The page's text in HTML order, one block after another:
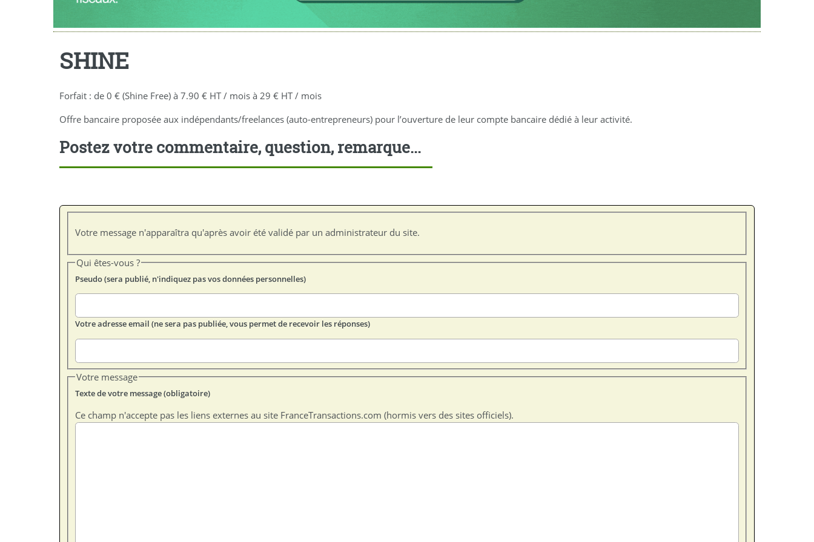
SHINE
Forfait : de 0 € (Shine Free) à 7.90 € HT / mois à 29 € HT / mois
Offre bancaire proposée aux indépendants/freelances (auto-entrepreneurs) pour l’ouverture de leur compte bancaire dédié à leur activité.
Postez votre commentaire, question, remarque...
Votre message n'apparaîtra qu'après avoir été validé par un administrateur du site.
Qui êtes-vous ?
Pseudo (sera publié, n'indiquez pas vos données personnelles)
Votre adresse email (ne sera pas publiée, vous permet de recevoir les réponses)
Votre message
Texte de votre message (obligatoire)
Ce champ n'accepte pas les liens externes au site FranceTransactions.com (hormis vers des sites officiels).